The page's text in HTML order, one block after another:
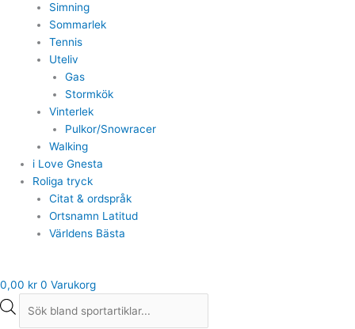
Simning
Sommarlek
Tennis
Uteliv
Gas
Stormkök
Vinterlek
Pulkor/Snowracer
Walking
i Love Gnesta
Roliga tryck
Citat & ordspråk
Ortsnamn Latitud
Världens Bästa
0,00 kr 0 Varukorg